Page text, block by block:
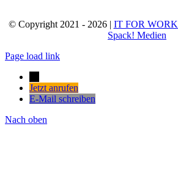
© Copyright 2021 - 2026 | IT FOR WORK
Spack! Medien
Page load link
Jetzt anrufen
E-Mail schreiben
Nach oben